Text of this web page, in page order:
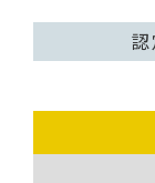
認